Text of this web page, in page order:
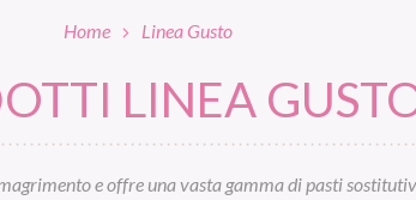
Home Linea Gusto
LINEA
e offre una vasta gamma di pasti